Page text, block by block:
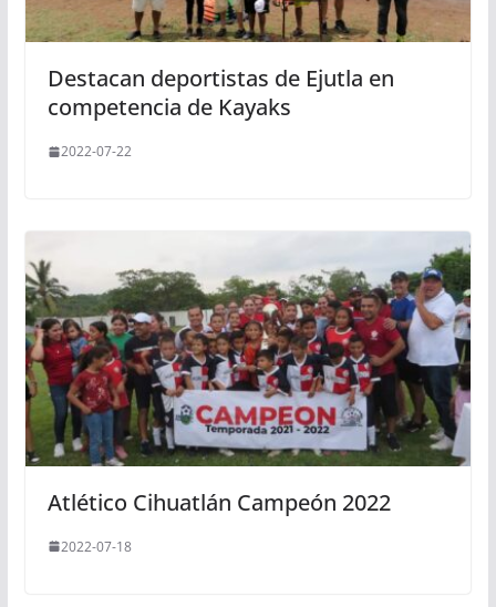
Destacan deportistas de Ejutla en
competencia de Kayaks
2022-07-22
Atlético Cihuatlán Campeón 2022
2022-07-18